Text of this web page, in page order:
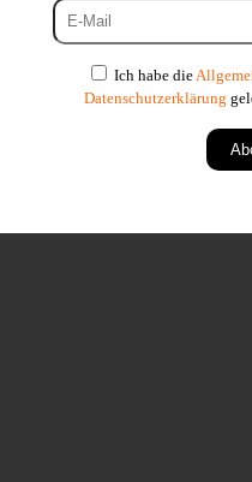
Ich habe die
Datenschutzerklärung